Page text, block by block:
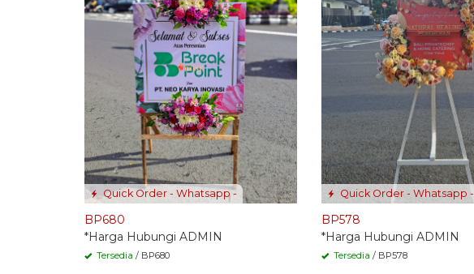
Quick Order - Whatsapp -
BP680
*Harga Hubungi ADMIN
Tersedia / BP680
Quick Order - Whatsapp -
BP578
*Harga Hubungi ADMIN
Tersedia / BP578